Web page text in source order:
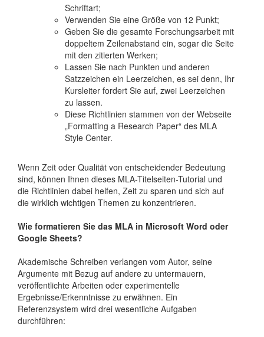
Schriftart;
Verwenden Sie eine Größe von 12 Punkt;
Geben Sie die gesamte Forschungsarbeit mit
doppeltem Zeilenabstand ein, sogar die Seite
mit den zitierten Werken;
Lassen Sie nach Punkten und anderen
Satzzeichen ein Leerzeichen, es sei denn, Ihr
Kursleiter fordert Sie auf, zwei Leerzeichen
zu lassen.
Diese Richtlinien stammen von der Webseite
„Formatting a Research Paper“ des MLA
Style Center.
Wenn Zeit oder Qualität von entscheidender Bedeutung
sind, können Ihnen dieses MLA-Titelseiten-Tutorial und
die Richtlinien dabei helfen, Zeit zu sparen und sich auf
die wirklich wichtigen Themen zu konzentrieren.
Wie formatieren Sie das MLA in Microsoft Word oder
Google Sheets?
Akademische Schreiben verlangen vom Autor, seine
Argumente mit Bezug auf andere zu untermauern,
veröffentlichte Arbeiten oder experimentelle
Ergebnisse/Erkenntnisse zu erwähnen. Ein
Referenzsystem wird drei wesentliche Aufgaben
durchführen: